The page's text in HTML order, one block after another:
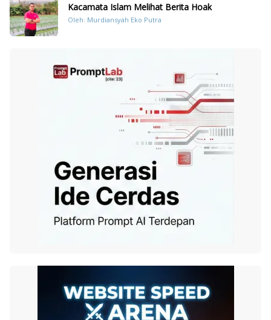
Kacamata Islam Melihat Berita Hoak
Oleh: Murdiansyah Eko Putra